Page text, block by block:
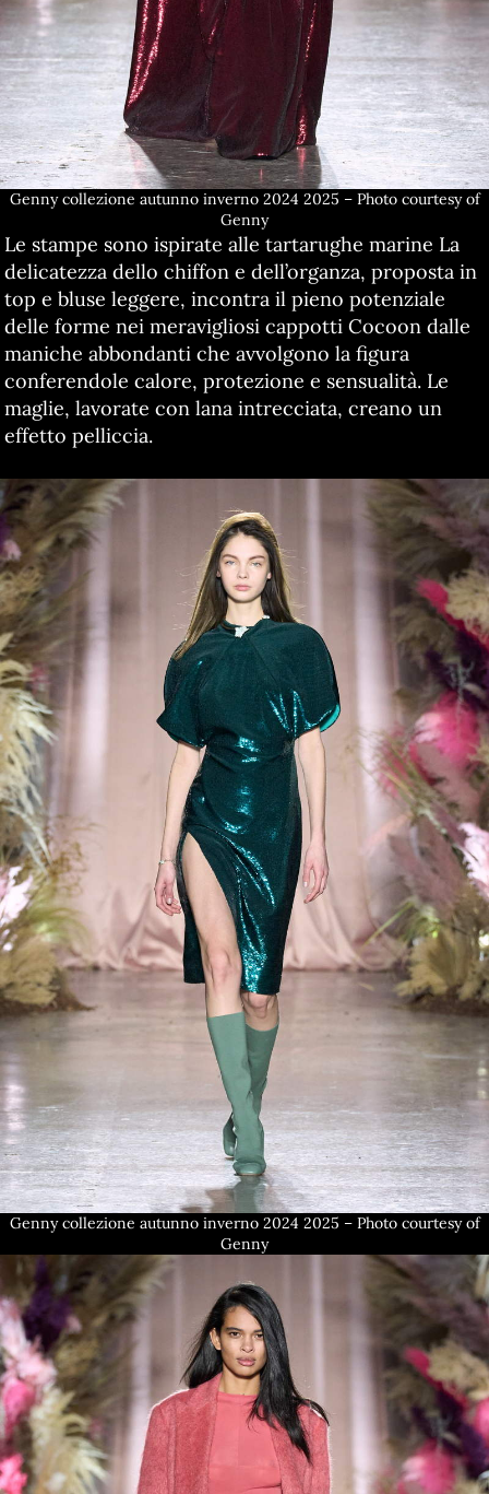
Genny collezione autunno inverno 2024 2025 – Photo courtesy of
Genny
Le stampe sono ispirate alle tartarughe marine La
delicatezza dello chiffon e dell’organza, proposta in
top e bluse leggere, incontra il pieno potenziale
delle forme nei meravigliosi cappotti Cocoon dalle
maniche abbondanti che avvolgono la figura
conferendole calore, protezione e sensualità. Le
maglie, lavorate con lana intrecciata, creano un
effetto pelliccia.
Genny collezione autunno inverno 2024 2025 – Photo courtesy of
Genny